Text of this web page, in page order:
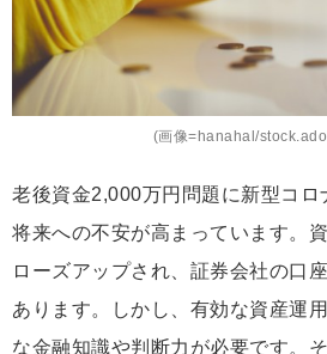
(画像=hanahal/
老後資金2,000万円問題に新型コロ
将来への不安が高まっています。
ローズアップされ、証券会社の口
あります。しかし、有効な資産運
な金融知識や判断力が必要です。